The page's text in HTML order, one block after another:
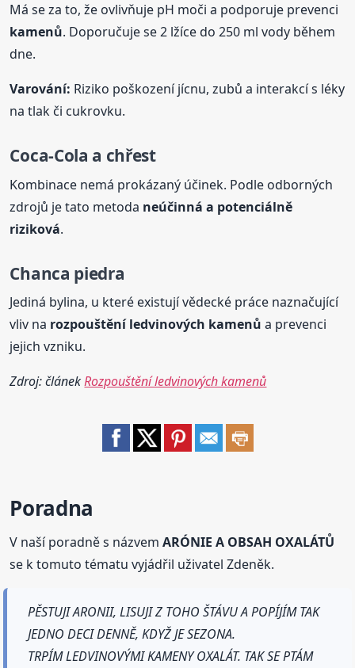
Má se za to, že ovlivňuje pH moči a podporuje prevenci
kamenů. Doporučuje se 2 lžíce do 250 ml vody během
dne.
Varování: Riziko poškození jícnu, zubů a interakcí s léky
na tlak či cukrovku.
Coca-Cola a chřest
Kombinace nemá prokázaný účinek. Podle odborných
zdrojů je tato metoda neúčinná a potenciálně
riziková.
Chanca piedra
Jediná bylina, u které existují vědecké práce naznačující
vliv na rozpouštění ledvinových kamenů a prevenci
jejich vzniku.
Zdroj: článekRozpouštění ledvinových kamenů
Poradna
V naší poradně s názvemARÓNIE A OBSAH OXALÁTŮ
se k tomuto tématu vyjádřil uživatel Zdeněk.
PĚSTUJI ARONII, LISUJI Z TOHO ŠTÁVU A POPÍJÍM TAK
JEDNO DECI DENNĚ, KDYŽ JE SEZONA.
TRPÍM LEDVINOVÝMI KAMENY OXALÁT. TAK SE PTÁM